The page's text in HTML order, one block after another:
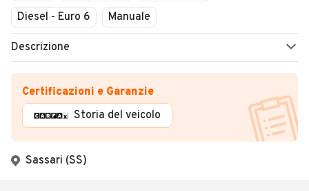
Diesel - Euro 6
Manuale
Descrizione
Certificazioni e Garanzie
Storia del veicolo
Sassari (SS)